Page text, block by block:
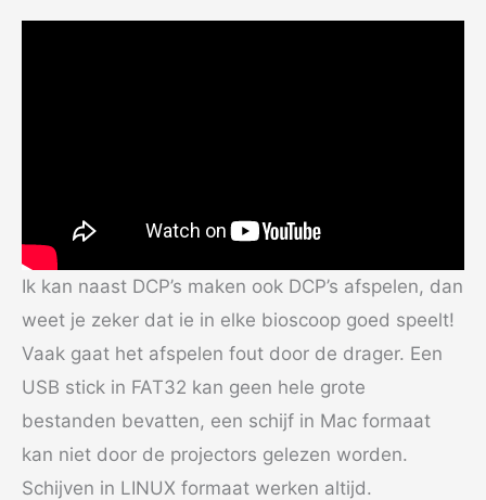
Ik kan naast DCP’s maken ook DCP’s afspelen, dan
weet je zeker dat ie in elke bioscoop goed speelt!
Vaak gaat het afspelen fout door de drager. Een
USB stick in FAT32 kan geen hele grote
bestanden bevatten, een schijf in Mac formaat
kan niet door de projectors gelezen worden.
Schijven in LINUX formaat werken altijd.